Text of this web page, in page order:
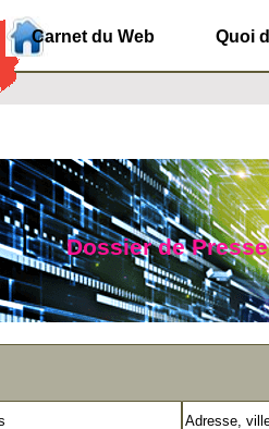
Carnet du Web Quoi
Dossier de